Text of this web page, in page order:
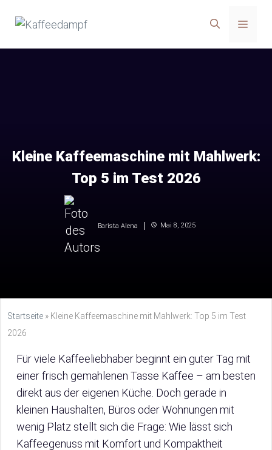
Inhalt
Menü
Kleine Kaffeemaschine mit Mahlwerk:
Top 5 im Test 2026
Barista Alena Mai 8, 2025
Startseite » Kleine Kaffeemaschine mit Mahlwerk: Top 5 im Test
2026
Für viele Kaffeeliebhaber beginnt ein guter Tag mit
einer frisch gemahlenen Tasse Kaffee – am besten
direkt aus der eigenen Küche. Doch gerade in
kleinen Haushalten, Büros oder Wohnungen mit
wenig Platz stellt sich die Frage: Wie lässt sich
Kaffeegenuss mit Komfort und Kompaktheit